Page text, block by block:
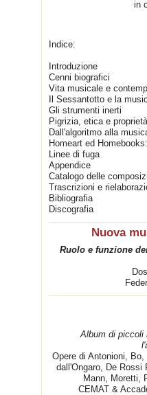
in
Indice:
Introduzione
Cenni biografici
Vita musicale e
Il Sessantotto e la
Gli strumenti inerti
Pigrizia, etica e proprietà
Dall'algoritmo alla
Homeart ed
Linee di fuga
Appendice
Catalogo delle
Trascrizioni e
Bibliografia
Discografia
Nuova
Ruolo e funzione
Album di piccoli
Opere di Antonioni,
dall'Ongaro, De Rossi
Mann, Moretti,
CEMAT &